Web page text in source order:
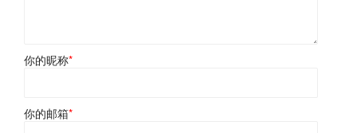
你的昵称*
你的邮箱*